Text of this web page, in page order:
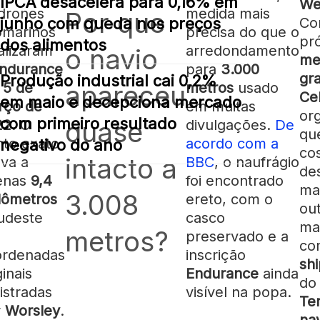
5 de
de
. O
exato
a
9,4
Worsley.
Por que
o navio
apareceu
quase
intacto a
3.008
metros?
medida mais
precisa do que o
arredondamento
para 3.000
metrosusado
em muitas
divulgações. De
acordo com a
BBC, o naufrágio
foi encontrado
ereto, com o
casco
preservado e a
inscrição
Enduranceainda
visível na popa.
junho com queda nos preços
dos alimentos
Produção industrial cai 0,2%
em maio e decepciona mercado
com primeiro resultado
negativo do ano